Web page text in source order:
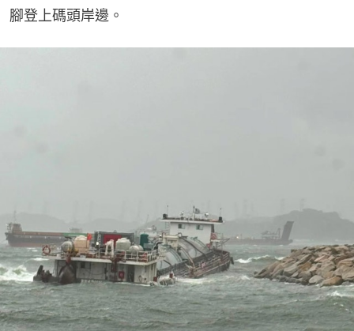
腳登上碼頭岸邊。